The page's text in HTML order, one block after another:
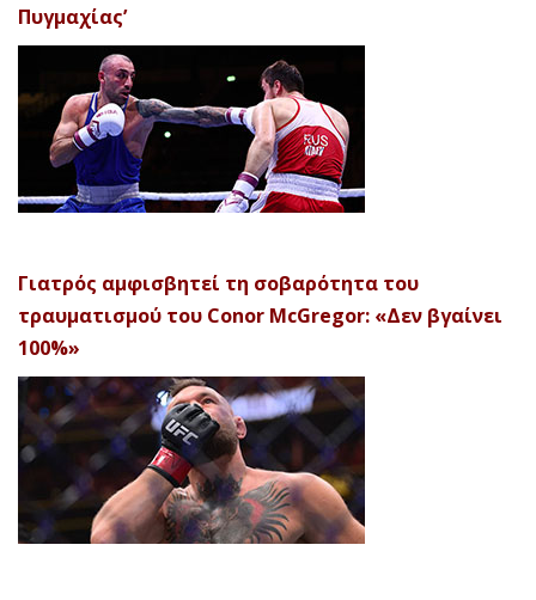
Πυγμαχίας’
Γιατρός αμφισβητεί τη σοβαρότητα του
τραυματισμού του Conor McGregor: «Δεν βγαίνει
100%»